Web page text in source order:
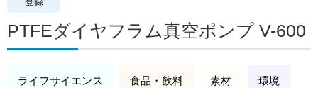
PTFEダイヤフラム真空ポンプ V-600
ライフサイエンス 食品・飲料 素材 環境